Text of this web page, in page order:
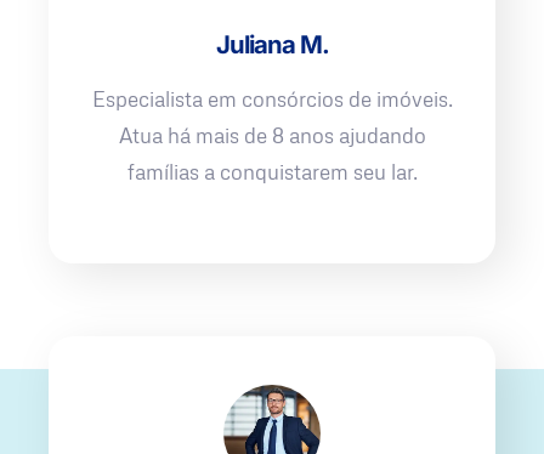
Juliana M.
Especialista em consórcios de imóveis.
Atua há mais de 8 anos ajudando
famílias a conquistarem seu lar.